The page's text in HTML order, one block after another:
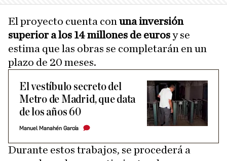
El proyecto cuenta con una inversión
superior a los 14 millones de eurosy se
estima que las obras se completarán en un
plazo de 20 meses.
El vestíbulo secreto del
Metro de Madrid, que data
de los años 60
Manuel Manahén García
Durante estos trabajos, se procederá a